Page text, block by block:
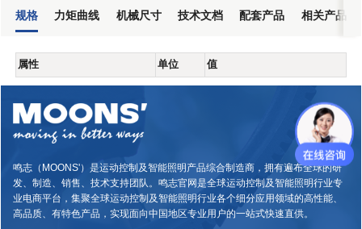
规格 力矩曲线 机械尺寸 技术文档 配套产品 相关产品
属性 单位 值
鸣志（MOONS'）是运动控制及智能照明产品综合制造商，拥有遍布全球的研
发、制造、销售、技术支持团队。鸣志官网是全球运动控制及智能照明行业专
业电商平台，集聚全球运动控制及智能照明行业各个细分应用领域的高性能、
高品质、有特色产品，实现面向中国地区专业用户的一站式快速直供。